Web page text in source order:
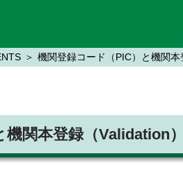
機関登録コード（PIC）と機関
機関本登録（Validation